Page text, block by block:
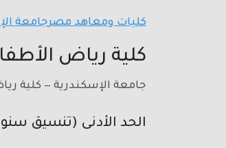
كليات ومعاهد مصرجامعة
كلية رياض
جامعة الإسكندرية — كلية
الحد الأدنى (تنسيق